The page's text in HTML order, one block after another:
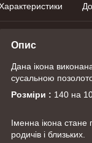
Опис
Дана ікона
сусальною
Розміри : 140 на
Іменна ікона
родичів і близьких.